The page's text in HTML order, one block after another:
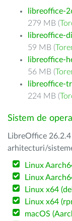
libreoffice-
279 MB (
libreoffice-
59 MB (
libreoffice-
56 MB (
libreoffice-
224 MB (
Sistem de
LibreOffice
arhitecturi/
Linux
Linux
Linux x64
Linux x64
macOS